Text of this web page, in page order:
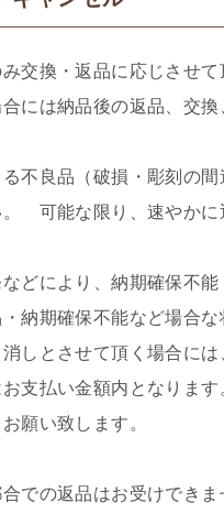
交換・返品に応じさせて
には納品後の返品、交換
不良品（破損・彫刻の
可能な限り、速やかに
どにより、納期確保不
納期確保不能など場合
しとさせて頂く場合に
支払い金額内となりま
願い致します。
での返品はお受けでき